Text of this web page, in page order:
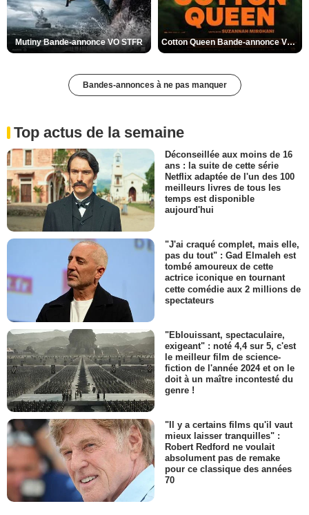
Mutiny Bande-annonce VO STFR Cotton Queen Bande-annonce VO STFR
Bandes-annonces à ne pas manquer
Top actus de la semaine
Déconseillée aux moins de 16
ans : la suite de cette série
Netflix adaptée de l'un des 100
meilleurs livres de tous les
temps est disponible
aujourd'hui
"J'ai craqué complet, mais elle,
pas du tout" : Gad Elmaleh est
tombé amoureux de cette
actrice iconique en tournant
cette comédie aux 2 millions de
spectateurs
"Eblouissant, spectaculaire,
exigeant" : noté 4,4 sur 5, c'est
le meilleur film de science-
fiction de l'année 2024 et on le
doit à un maître incontesté du
genre !
"Il y a certains films qu'il vaut
mieux laisser tranquilles" :
Robert Redford ne voulait
absolument pas de remake
pour ce classique des années
70